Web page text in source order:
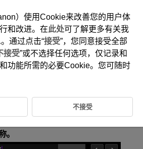
。
）使用Cookie来改善您的用户体
和改进。在此处可了解更多有关我
通过点击“接受”，您同意接受全部
接受”或不选择任何选项，仅记录和
功能所需的必要Cookie。您可随时
不接受